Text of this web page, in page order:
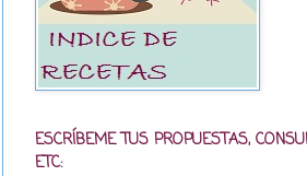
ESCRÍBEME TUS PROPUESTAS,
ETC: